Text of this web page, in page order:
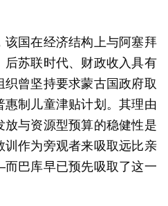
国在经济结构上与阿塞拜
苏联时代、财政收入具有
曾坚持要求蒙古国政府取
制儿童津贴计划。其理由
与资源型预算的稳健性是
作为旁观者来吸取远比亲
巴库早已预先吸取了这一